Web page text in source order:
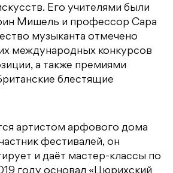
Его учителями были
Мишель и профессор Сара
музыканта отмечено
международных конкурсов
а также премиями
блестящие
артистом арфового дома
фестивалей, он
и даёт мастер-классы по